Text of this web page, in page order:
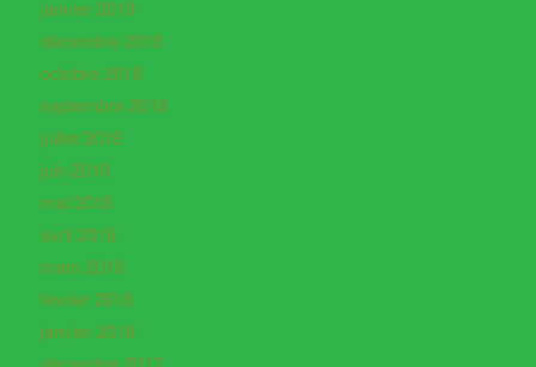
janvier 2019
décembre 2018
octobre 2018
septembre 2018
juillet 2018
juin 2018
mai 2018
avril 2018
mars 2018
février 2018
janvier 2018